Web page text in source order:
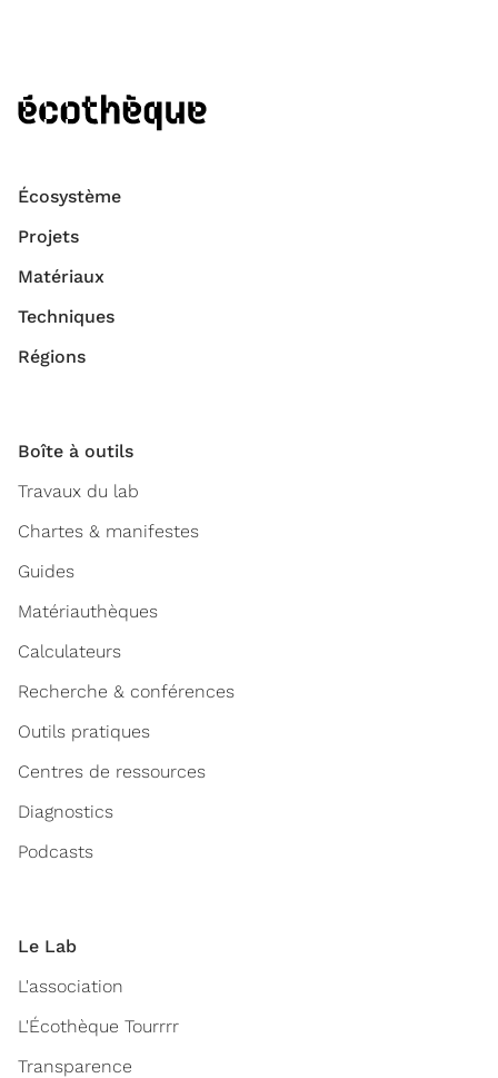
Écosystème
Projets
Matériaux
Techniques
Régions
Boîte à outils
Travaux du lab
Chartes & manifestes
Guides
Matériauthèques
Calculateurs
Recherche & conférences
Outils pratiques
Centres de ressources
Diagnostics
Podcasts
Le Lab
L'association
L'Écothèque Tourrrr
Transparence